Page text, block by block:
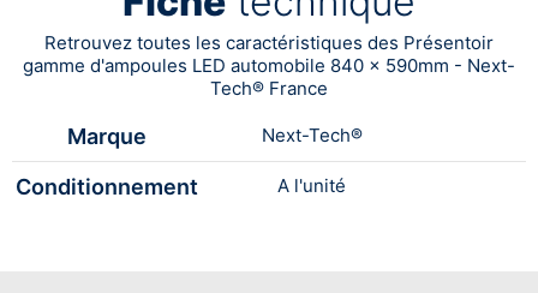
Retrouvez toutes les caractéristiques des Présentoir
gamme d'ampoules LED automobile 840 x 590mm - Next-
Tech® France
Marque Next-Tech®
Conditionnement A l'unité